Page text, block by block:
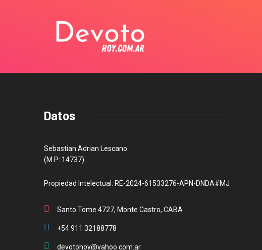
Datos
Sebastian Adrian Lescano
(M.P: 14737)
Propiedad Intelectual: RE-2024-61533276-APN-DNDA#MJ
Santo Tome 4727, Monte Castro, CABA
+54 911 32188778
devotohoy@yahoo.com.ar